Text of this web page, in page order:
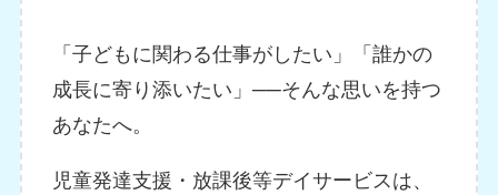
「子どもに関わる仕事がしたい」「誰かの
成長に寄り添いたい」──そんな思いを持つ
あなたへ。
児童発達支援・放課後等デイサービスは、